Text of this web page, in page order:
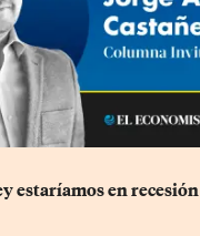
estaríamos en recesión